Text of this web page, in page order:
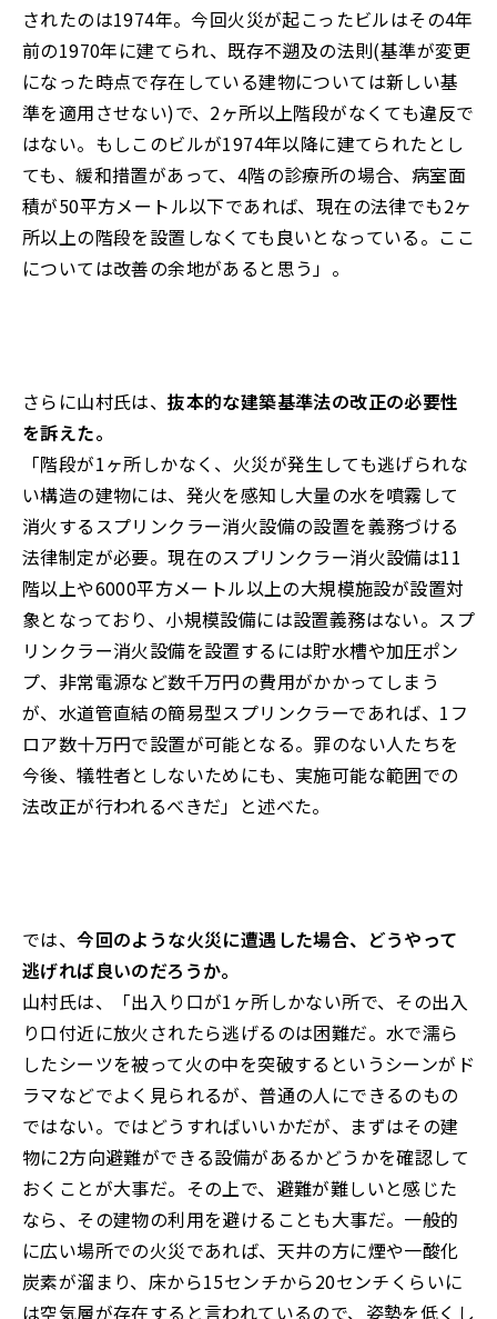
されたのは1974年。今回火災が起こったビルはその4年
前の1970年に建てられ、既存不遡及の法則(基準が変更
になった時点で存在している建物については新しい基
準を適用させない)で、2ヶ所以上階段がなくても違反で
はない。もしこのビルが1974年以降に建てられたとし
ても、緩和措置があって、4階の診療所の場合、病室面
積が50平方メートル以下であれば、現在の法律でも2ヶ
所以上の階段を設置しなくても良いとなっている。ここ
については改善の余地があると思う」。
さらに山村氏は、抜本的な建築基準法の改正の必要性
を訴えた。
「階段が1ヶ所しかなく、火災が発生しても逃げられな
い構造の建物には、発火を感知し大量の水を噴霧して
消火するスプリンクラー消火設備の設置を義務づける
法律制定が必要。現在のスプリンクラー消火設備は11
階以上や6000平方メートル以上の大規模施設が設置対
象となっており、小規模設備には設置義務はない。スプ
リンクラー消火設備を設置するには貯水槽や加圧ポン
プ、非常電源など数千万円の費用がかかってしまう
が、水道管直結の簡易型スプリンクラーであれば、1フ
ロア数十万円で設置が可能となる。罪のない人たちを
今後、犠牲者としないためにも、実施可能な範囲での
法改正が行われるべきだ」と述べた。
では、今回のような火災に遭遇した場合、どうやって
逃げれば良いのだろうか。
山村氏は、「出入り口が1ヶ所しかない所で、その出入
り口付近に放火されたら逃げるのは困難だ。水で濡ら
したシーツを被って火の中を突破するというシーンがド
ラマなどでよく見られるが、普通の人にできるのもの
ではない。ではどうすればいいかだが、まずはその建
物に2方向避難ができる設備があるかどうかを確認して
おくことが大事だ。その上で、避難が難しいと感じた
なら、その建物の利用を避けることも大事だ。一般的
に広い場所での火災であれば、天井の方に煙や一酸化
炭素が溜まり、床から15センチから20センチくらいに
は空気層が存在すると言われているので、姿勢を低くし